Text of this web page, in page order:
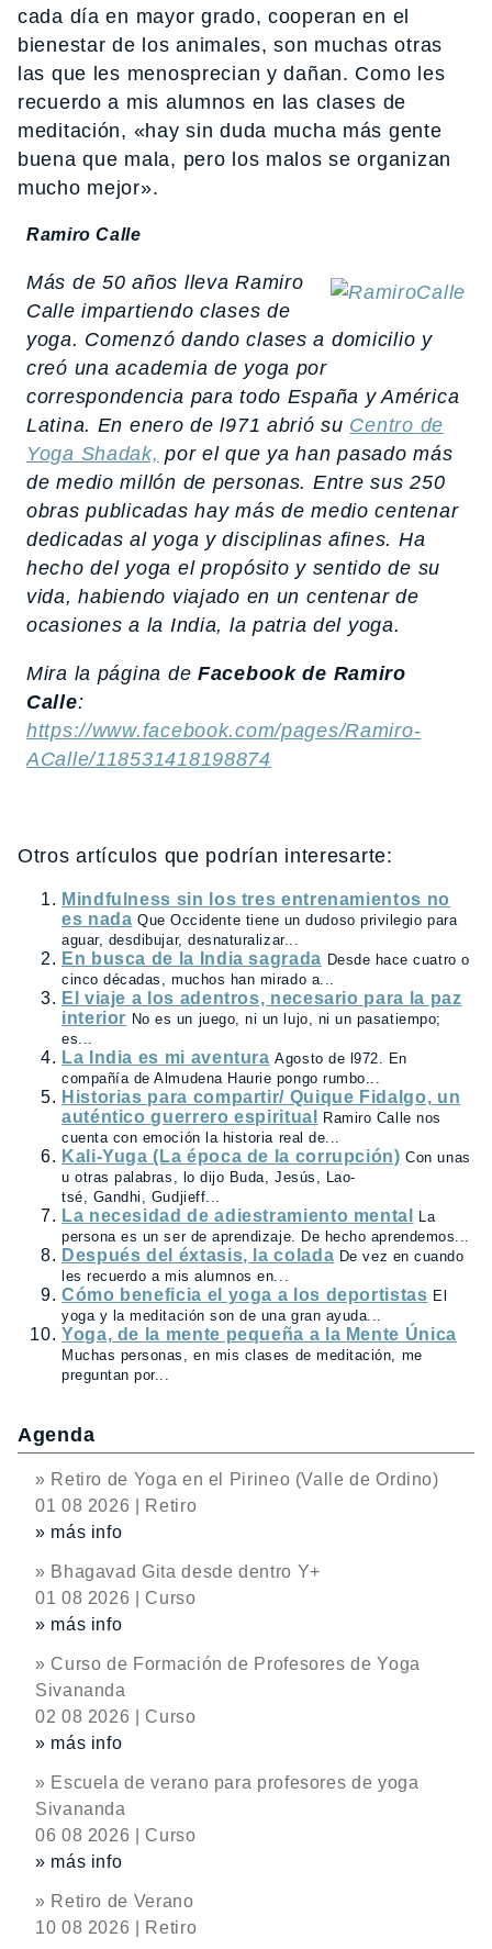
cada día en mayor grado, cooperan en el
bienestar de los animales, son muchas otras
las que les menosprecian y dañan. Como les
recuerdo a mis alumnos en las clases de
meditación, «hay sin duda mucha más gente
buena que mala, pero los malos se organizan
mucho mejor».
Ramiro Calle
Más de 50 años lleva Ramiro
Calle impartiendo clases de
yoga. Comenzó dando clases a domicilio y
creó una academia de yoga por
correspondencia para todo España y América
Latina. En enero de l971 abrió su Centro de
Yoga Shadak, por el que ya han pasado más
de medio millón de personas. Entre sus 250
obras publicadas hay más de medio centenar
dedicadas al yoga y disciplinas afines. Ha
hecho del yoga el propósito y sentido de su
vida, habiendo viajado en un centenar de
ocasiones a la India, la patria del yoga.
Mira la página de Facebook de Ramiro
Calle:
https://www.facebook.com/pages/Ramiro-
ACalle/118531418198874
Otros artículos que podrían interesarte:
Mindfulness sin los tres entrenamientos no
es nada Que Occidente tiene un dudoso privilegio para
aguar, desdibujar, desnaturalizar...
En busca de la India sagrada Desde hace cuatro o
cinco décadas, muchos han mirado a...
El viaje a los adentros, necesario para la paz
interior No es un juego, ni un lujo, ni un pasatiempo;
es...
La India es mi aventura Agosto de l972. En
compañía de Almudena Haurie pongo rumbo...
Historias para compartir/ Quique Fidalgo, un
auténtico guerrero espiritual
Ramiro Calle nos
cuenta con emoción la historia real de...
Kali-Yuga (La época de la corrupción) Con unas
u otras palabras, lo dijo Buda, Jesús, Lao-
tsé, Gandhi, Gudjieff...
La necesidad de adiestramiento mental
La
persona es un ser de aprendizaje. De hecho aprendemos...
Después del éxtasis, la colada De vez en cuando
les recuerdo a mis alumnos en...
Cómo beneficia el yoga a los deportistas El
yoga y la meditación son de una gran ayuda...
Yoga, de la mente pequeña a la Mente Única
Muchas personas, en mis clases de meditación, me
preguntan por...
Agenda
» Retiro de Yoga en el Pirineo (Valle de Ordino)
01 08 2026 | Retiro
» más info
» Bhagavad Gita desde dentro Y+
01 08 2026 | Curso
» más info
» Curso de Formación de Profesores de Yoga
Sivananda
02 08 2026 | Curso
» más info
» Escuela de verano para profesores de yoga
Sivananda
06 08 2026 | Curso
» más info
» Retiro de Verano
10 08 2026 | Retiro